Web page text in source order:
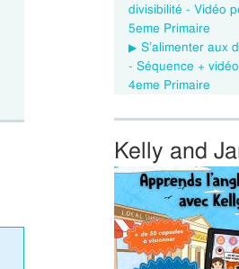
divisibilité - Vidéo
5eme Primaire
S’alimenter aux
- Séquence +
4eme Primaire
Kelly and